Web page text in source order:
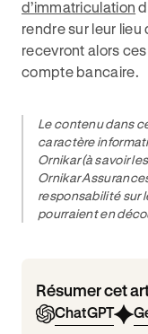
d’immatriculation
rendre sur leur
recevront alors
compte bancaire.
Le contenu dans
caractère
Ornikar (à savoir
Ornikar
responsabilité sur
pourraient en
Résumer cet
ChatGPT